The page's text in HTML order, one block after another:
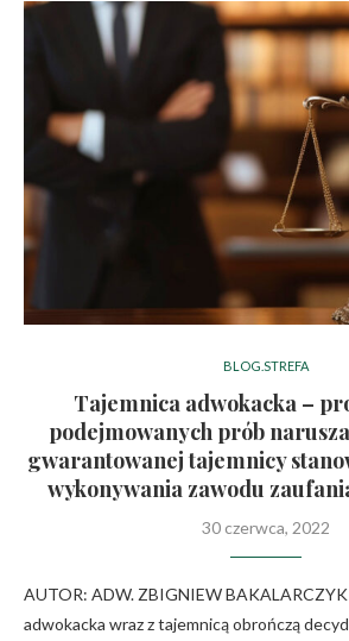
BLOG.STREFA
Tajemnica adwokacka –
podejmowanych prób
gwarantowanej tajemnicy
wykonywania zawodu
30 czerwca, 2022
AUTOR: ADW. ZBIGNIEW BAKALARCZYK
adwokacka wraz z tajemnicą obrończą